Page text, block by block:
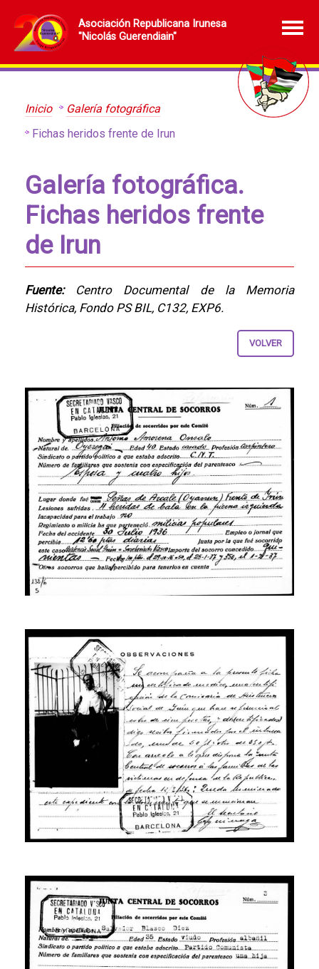
Asociación Republicana Irunesa
"Nicolás Guerendiain"
Inicio
Galería fotográfica
Fichas heridos frente de Irun
Galería fotográfica.
Fichas heridos frente
de Irun
Fuente: Centro Documental de la Memoria
Histórica, Fondo PS BIL, C132, EXP6.
VOLVER